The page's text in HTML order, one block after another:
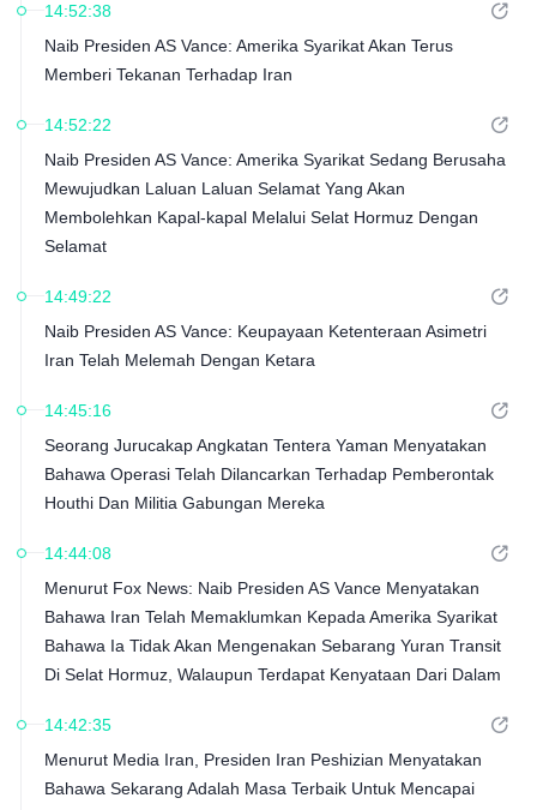
14:52:38
Naib Presiden AS Vance: Amerika Syarikat Akan Terus
Memberi Tekanan Terhadap Iran
14:52:22
Naib Presiden AS Vance: Amerika Syarikat Sedang Berusaha
Mewujudkan Laluan Laluan Selamat Yang Akan
Membolehkan Kapal-kapal Melalui Selat Hormuz Dengan
Selamat
14:49:22
Naib Presiden AS Vance: Keupayaan Ketenteraan Asimetri
Iran Telah Melemah Dengan Ketara
14:45:16
Seorang Jurucakap Angkatan Tentera Yaman Menyatakan
Bahawa Operasi Telah Dilancarkan Terhadap Pemberontak
Houthi Dan Militia Gabungan Mereka
14:44:08
Menurut Fox News: Naib Presiden AS Vance Menyatakan
Bahawa Iran Telah Memaklumkan Kepada Amerika Syarikat
Bahawa Ia Tidak Akan Mengenakan Sebarang Yuran Transit
Di Selat Hormuz, Walaupun Terdapat Kenyataan Dari Dalam
Dikenakan
14:42:35
Menurut Media Iran, Presiden Iran Peshizian Menyatakan
Bahawa Sekarang Adalah Masa Terbaik Untuk Mencapai